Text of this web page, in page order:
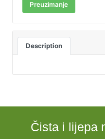
Preuzimanje
Description
Čista i lijepa